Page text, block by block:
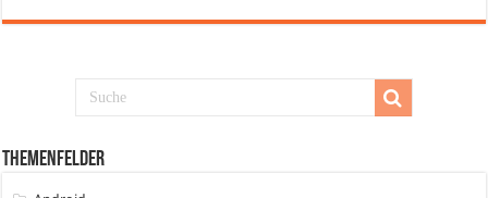
Themenfelder